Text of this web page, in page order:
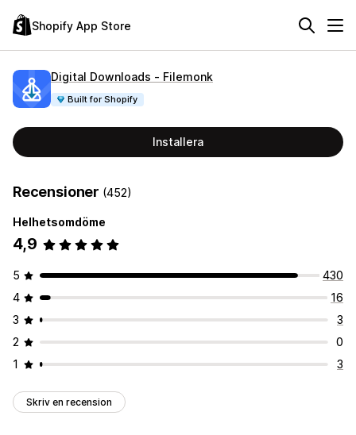
Shopify App Store
Digital Downloads ‑ Filemonk
Built for Shopify
Installera
Recensioner (452)
Helhetsomdöme
4,9
5
430
4
16
3
3
2
0
1
3
Skriv en recension